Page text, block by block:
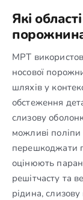
Які
МРТ
носової
шляхів у
обстеження
слизову
можливі
перешкоджати
оцінюють
решітчасту та
рідина,